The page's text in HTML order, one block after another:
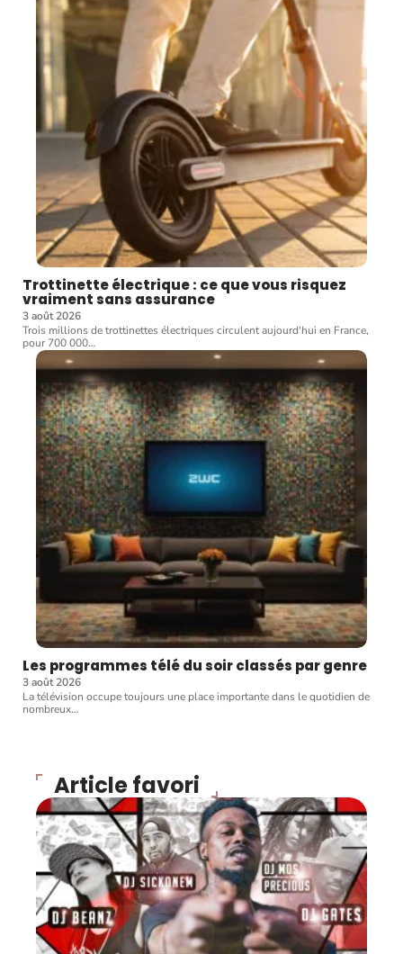
Trottinette électrique : ce que vous risquez
vraiment sans assurance
3 août 2026
Trois millions de trottinettes électriques circulent aujourd'hui en France,
pour 700 000…
Les programmes télé du soir classés par genre
3 août 2026
La télévision occupe toujours une place importante dans le quotidien de
nombreux…
Article favori